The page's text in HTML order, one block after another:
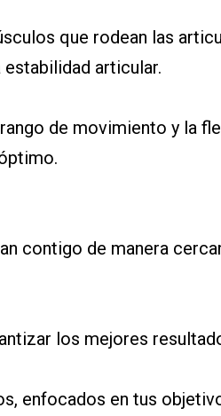
que rodean las
articular.
de movimiento y la
contigo de manera
los mejores
enfocados en tus